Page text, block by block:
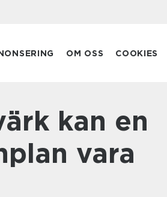
OM OSS COOKIES
vara